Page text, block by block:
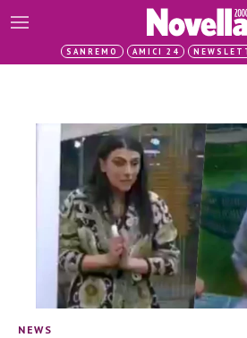
SANREMO AMICI 24
NEWS